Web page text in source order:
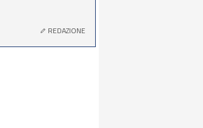
REDAZIONE